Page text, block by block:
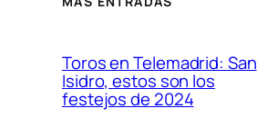
Toros en Telemadrid: San
Isidro, estos son los
festejos de 2024